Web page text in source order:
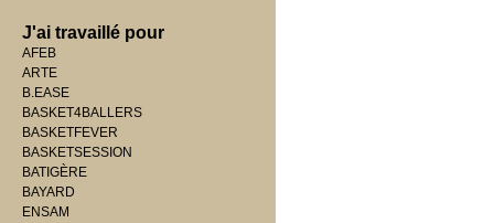
J'ai travaillé pour
AFEB
ARTE
B.EASE
BASKET4BALLERS
BASKETFEVER
BASKETSESSION
BATIGÈRE
BAYARD
ENSAM